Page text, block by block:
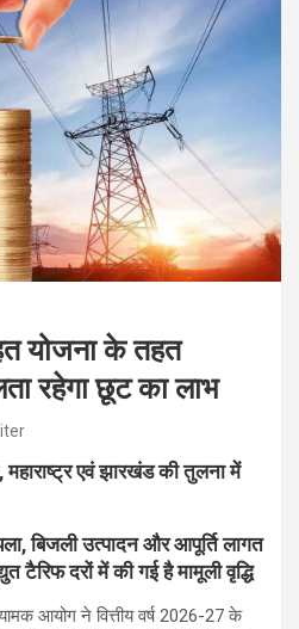
योजना के तहत
रहेगा छूट का लाभ
एवं झारखंड की तुलना में
बिजली उत्पादन और आपूर्ति लागत
टैरिफ दरों में की गई है मामूली वृद्धि
आयोग ने वित्तीय वर्ष 2026-27 के